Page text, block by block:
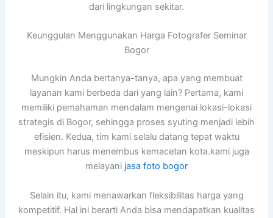
dari lingkungan sekitar.
Keunggulan Menggunakan Harga Fotografer Seminar
Bogor
Mungkin Anda bertanya-tanya, apa yang membuat
layanan kami berbeda dari yang lain? Pertama, kami
memiliki pemahaman mendalam mengenai lokasi-lokasi
strategis di Bogor, sehingga proses syuting menjadi lebih
efisien. Kedua, tim kami selalu datang tepat waktu
meskipun harus menembus kemacetan kota.kami juga
melayani jasa foto bogor
Selain itu, kami menawarkan fleksibilitas harga yang
kompetitif. Hal ini berarti Anda bisa mendapatkan kualitas